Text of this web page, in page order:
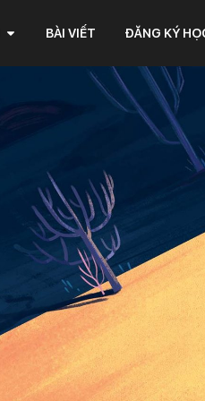
BÀI VIẾT ĐĂNG KÝ